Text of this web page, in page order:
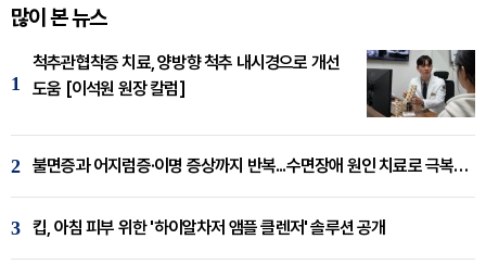
많이 본 뉴스
1
척추관협착증 치료, 양방향 척추 내시경으로 개선
도움 [이석원 원장 칼럼]
2 불면증과 어지럼증·이명 증상까지 반복...수면장애 원인 치료로 극복해야
3 킵, 아침 피부 위한 '하이알차저 앰플 클렌저' 솔루션 공개